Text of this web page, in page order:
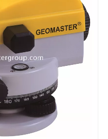
ระดับอัตโนมัติ